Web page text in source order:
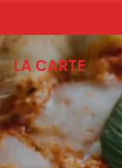
LA CARTE